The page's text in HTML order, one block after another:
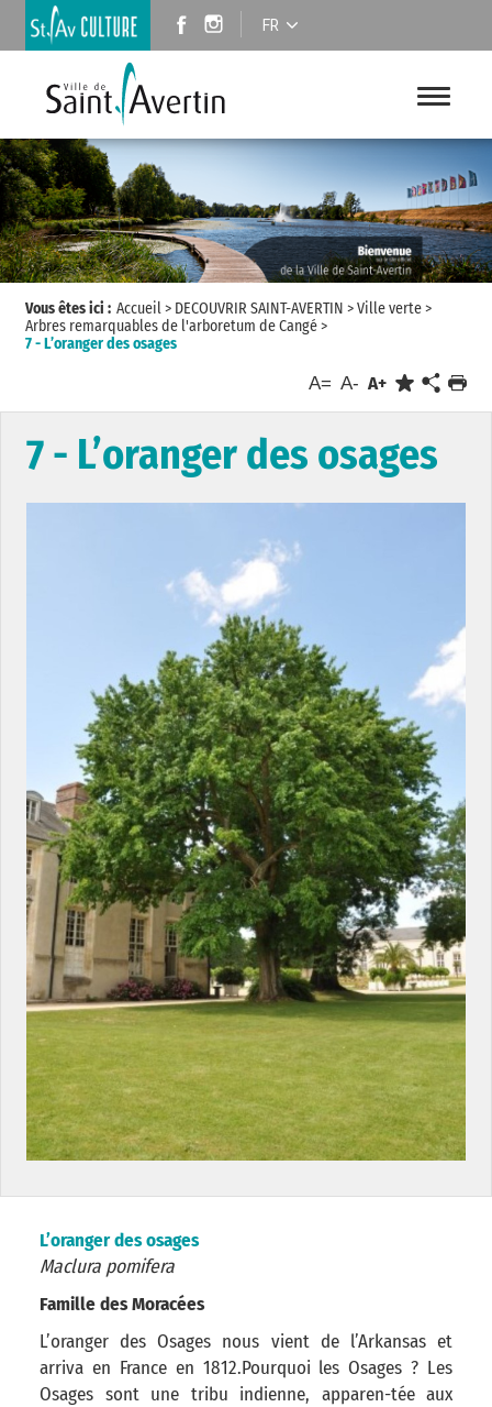
FR
Vous êtes ici : Accueil> DECOUVRIR SAINT-AVERTIN >Ville verte>
Arbres remarquables de l'arboretum de Cangé>
7 - L’oranger des osages
A= A- A+
7 - L’oranger des osages
L’oranger des osages
Maclura pomifera
Famille des Moracées
L’oranger des Osages nous vient de l’Arkansas et
arriva en France en 1812.Pourquoi les Osages ? Les
Osages sont une tribu indienne, apparen-tée aux